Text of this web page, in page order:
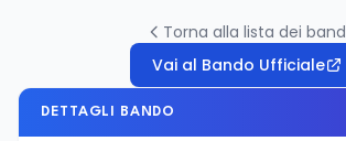
Torna alla lista dei
Vai al Bando Ufficiale
DETTAGLI BANDO